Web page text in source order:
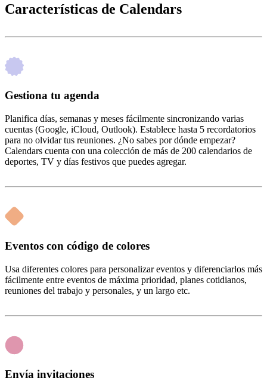
Características de Calendars
Gestiona tu agenda
Planifica días, semanas y meses fácilmente sincronizando varias
cuentas (Google, iCloud, Outlook). Establece hasta 5 recordatorios
para no olvidar tus reuniones. ¿No sabes por dónde empezar?
Calendars cuenta con una colección de más de 200 calendarios de
deportes, TV y días festivos que puedes agregar.
Eventos con código de colores
Usa diferentes colores para personalizar eventos y diferenciarlos más
fácilmente entre eventos de máxima prioridad, planes cotidianos,
reuniones del trabajo y personales, y un largo etc.
Envía invitaciones